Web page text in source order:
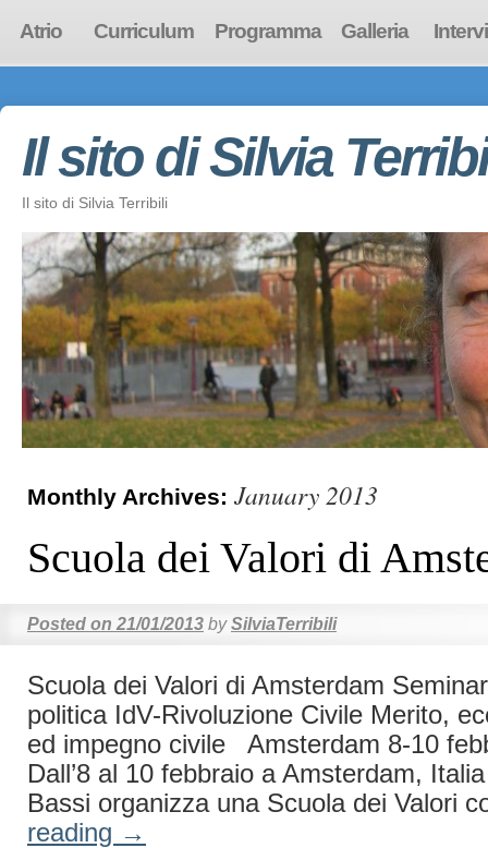
Atrio Curriculum Programma Galleria
Il sito di Silvia
Il sito di Silvia Terribili
Monthly Archives: January 2013
Scuola dei Valori di
Posted on 21/01/2013 by SilviaTerribili
Scuola dei Valori di Amsterdam
politica IdV-Rivoluzione Civile Merito,
ed impegno civile Amsterdam 8-10
Dall’8 al 10 febbraio a Amsterdam,
Bassi organizza una Scuola dei Valori
reading →